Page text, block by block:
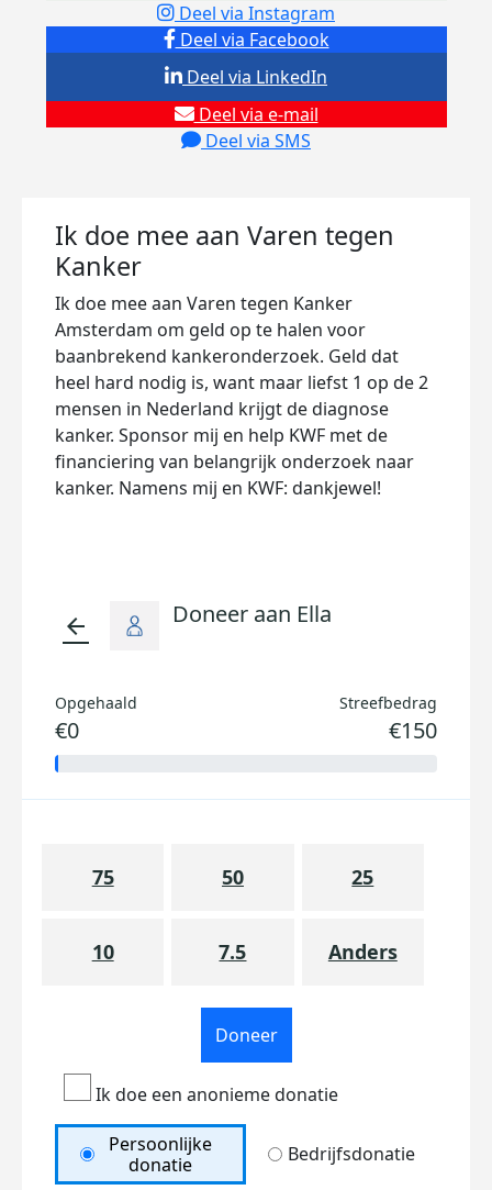
Deel via Facebook
Deel via Instagram
Deel via e-mail
Deel via SMS
Deel via LinkedIn
Ik doe mee aan Varen tegen
Kanker
Ik doe mee aan Varen tegen Kanker
Amsterdam om geld op te halen voor
baanbrekend kankeronderzoek. Geld dat
heel hard nodig is, want maar liefst 1 op de 2
mensen in Nederland krijgt de diagnose
kanker. Sponsor mij en help KWF met de
financiering van belangrijk onderzoek naar
kanker. Namens mij en KWF: dankjewel!
arrow_back Doneer aan Ella
Opgehaald
€0
Streefbedrag
€150
75 50 25
10 7.5 Anders
Doneer
Ik doe een anonieme donatie
Persoonlijke
donatie
Bedrijfsdonatie